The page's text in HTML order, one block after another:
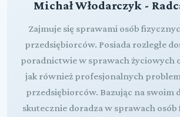
Michał Włodarczyk -
Zajmuje się sprawami osób
przedsiębiorców. Posiada rozległe
poradnictwie w sprawach życiowych
jak również profesjonalnych
przedsiębiorców. Bazując na swoim
skutecznie doradza w sprawach osób